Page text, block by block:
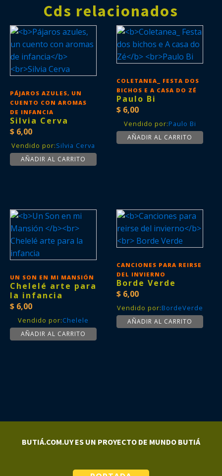
Cds relacionados
PÁJAROS AZULES, UN
CUENTO CON AROMAS
DE INFANCIA
Silvia Cerva
$ 6,00
Vendido por:Silvia Cerva
AÑADIR AL CARRITO
COLETANEA_ FESTA DOS
BICHOS E A CASA DO ZÉ
Paulo Bi
$ 6,00
Vendido por:Paulo Bi
AÑADIR AL CARRITO
UN SON EN MI MANSIÓN
Chelelé arte para
la infancia
$ 6,00
Vendido por:Chelele
AÑADIR AL CARRITO
CANCIONES PARA REIRSE
DEL INVIERNO
Borde Verde
$ 6,00
Vendido por:BordeVerde
AÑADIR AL CARRITO
BUTIÁ.COM.UY ES UN PROYECTO DE MUNDO BUTIÁ